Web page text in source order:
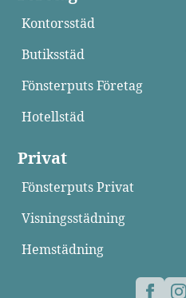
Kontorsstäd
Butiksstäd
Fönsterputs Företag
Hotellstäd
Privat
Fönsterputs Privat
Visningsstädning
Hemstädning